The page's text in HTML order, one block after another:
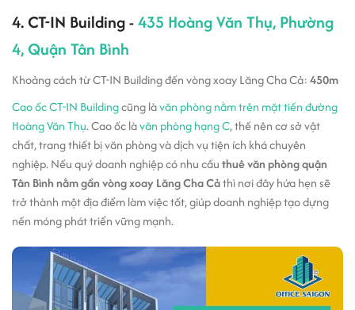
4. CT-IN Building -435 Hoàng Văn Thụ, Phường
4, Quận Tân Bình
Khoảng cách từ CT-IN Building đến vòng xoay Lăng Cha Cả:450m
Cao ốc CT-IN Buildingcũng làvăn phòng nằm trên mặt tiền đường
Hoàng Văn Thụ. Cao ốc làvăn phòng hạng C, thế nên cơ sở vật
chất, trang thiết bị văn phòng và dịch vụ tiện ích khá chuyên
nghiệp. Nếu quý doanh nghiệp có nhu cầuthuê văn phòng quận
Tân Bình nằm gần vòng xoay Lăng Cha Cảthì nơi đây hứa hẹn sẽ
trở thành một địa điểm làm việc tốt, giúp doanh nghiệp tạo dựng
nền móng phát triển vững mạnh.